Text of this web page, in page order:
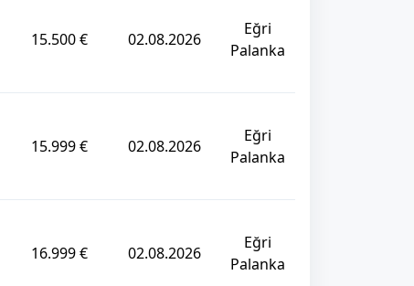
15.500 € 02.08.2026
Eğri
Palanka
15.999 € 02.08.2026
Eğri
Palanka
16.999 € 02.08.2026
Eğri
Palanka